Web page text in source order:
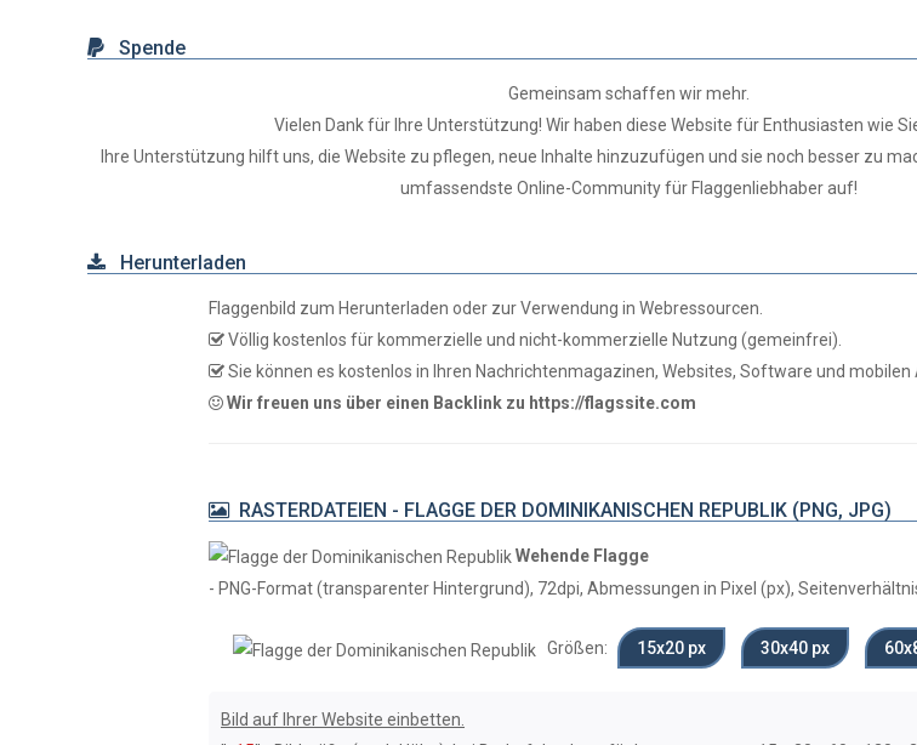
Spende
Gemeinsam schaffen wir mehr.
Vielen Dank für Ihre Unterstützung! Wir haben diese Website für Enthusiasten wie
Ihre Unterstützung hilft uns, die Website zu pflegen, neue Inhalte hinzuzufügen und sie noch besser zu
umfassendste Online-Community für Flaggenliebhaber auf!
Herunterladen
Flaggenbild zum Herunterladen oder zur Verwendung in Webressourcen.
Völlig kostenlos für kommerzielle und nicht-kommerzielle Nutzung (gemeinfrei).
Sie können es kostenlos in Ihren Nachrichtenmagazinen, Websites, Software und mobilen
Wir freuen uns über einen Backlink zu https://flagssite.com
RASTERDATEIEN - FLAGGE DER DOMINIKANISCHEN REPUBLIK (PNG, JPG)
Wehende Flagge
- PNG-Format (transparenter Hintergrund), 72dpi, Abmessungen in Pixel (px),
Größen: 15х20 px 30х40 px
Bild auf Ihrer Website einbetten.